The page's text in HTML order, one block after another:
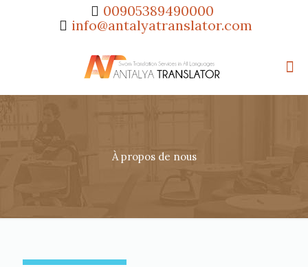
00905389490000
info@antalyatranslator.com
À propos de nous